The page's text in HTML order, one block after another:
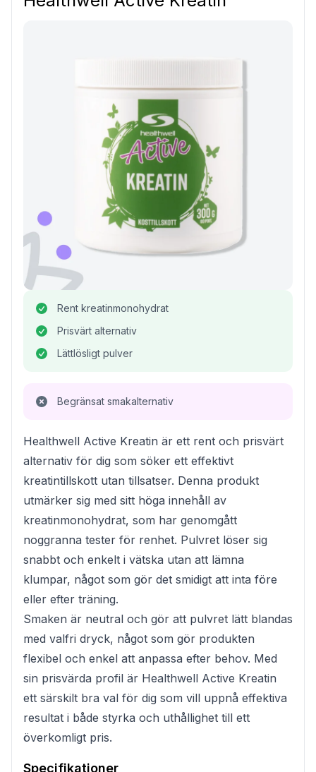
Rent kreatinmonohydrat
Prisvärt alternativ
Lättlösligt pulver
Begränsat smakalternativ
Healthwell Active Kreatin är ett rent och prisvärt
alternativ för dig som söker ett effektivt
kreatintillskott utan tillsatser. Denna produkt
utmärker sig med sitt höga innehåll av
kreatinmonohydrat, som har genomgått
noggranna tester för renhet. Pulvret löser sig
snabbt och enkelt i vätska utan att lämna
klumpar, något som gör det smidigt att inta före
eller efter träning.
Smaken är neutral och gör att pulvret lätt blandas
med valfri dryck, något som gör produkten
flexibel och enkel att anpassa efter behov. Med
sin prisvärda profil är Healthwell Active Kreatin
ett särskilt bra val för dig som vill uppnå effektiva
resultat i både styrka och uthållighet till ett
överkomligt pris.
Specifikationer